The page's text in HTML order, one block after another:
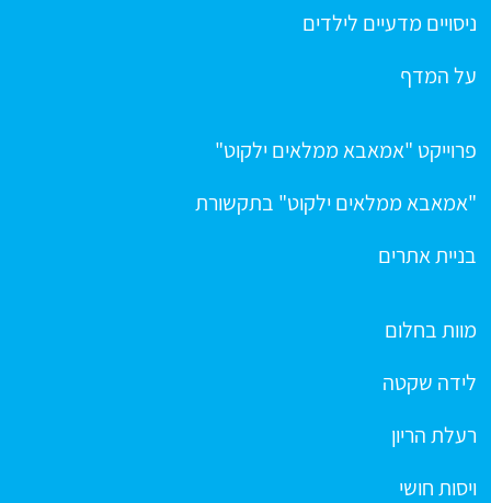
ניסויים מדעיים לילדים
על המדף
פרוייקט "אמאבא ממלאים ילקוט"
"אמאבא ממלאים ילקוט" בתקשורת
בניית אתרים
מוות בחלום
לידה שקטה
רעלת הריון
ויסות חושי